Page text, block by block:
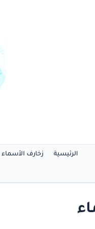
الرئيسية زخارف الأسماء